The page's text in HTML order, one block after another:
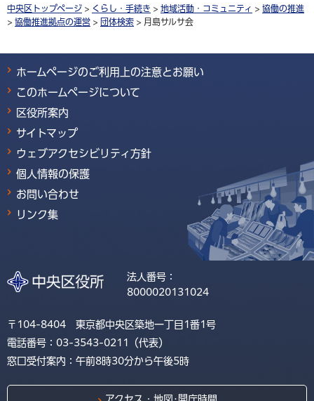
中央区トップページ > くらし・手続き > 地域活動・コミュニティ > 協働の推進
> 協働推進拠点の運営 > 団体検索 > 月島サルサ会
ホームページのご利用上の注意とお願い
このホームページについて
区役所案内
サイトマップ
ウェブアクセシビリティ方針
個人情報の保護
お問い合わせ
リンク集
法人番号：
8000020131024
〒104-8404 東京都中央区築地一丁目1番1号
電話番号：03-3543-0211（代表）
窓口受付案内：午前8時30分から午後5時
アクセス・地図･開庁時間